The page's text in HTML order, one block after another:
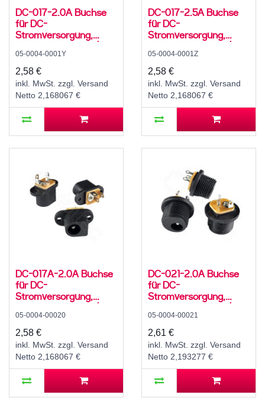
DC-017-2.0A Buchse
für DC-
Stromversorgung,
Lötfahnen, für 5,5 / 2,1
mm Hohlstecker, 30 V,
500 mA, 0°, -20..70 °C
05-0004-0001Y
2,58 €
inkl. MwSt. zzgl. Versand
Netto 2,168067 €
DC-017-2.5A Buchse
für DC-
Stromversorgung,
Lötfahnen, für 5,5 / 2,5
mm Hohlstecker, 30 V,
500 mA, 0°, -20..70 °C
05-0004-0001Z
2,58 €
inkl. MwSt. zzgl. Versand
Netto 2,168067 €
DC-017A-2.0A Buchse
für DC-
Stromversorgung,
Lötfahnen, für 5,5 / 2,1
mm Hohlstecker, 30 V,
1,5 A, 0°, -20..70 °C
05-0004-00020
2,58 €
inkl. MwSt. zzgl. Versand
Netto 2,168067 €
DC-021-2.0A Buchse
für DC-
Stromversorgung,
Lötfahnen, für 5,5 / 2,1
mm Hohlstecker, 30 V,
500 mA, 0°, -20..70 °C,
C12
05-0004-00021
2,61 €
inkl. MwSt. zzgl. Versand
Netto 2,193277 €